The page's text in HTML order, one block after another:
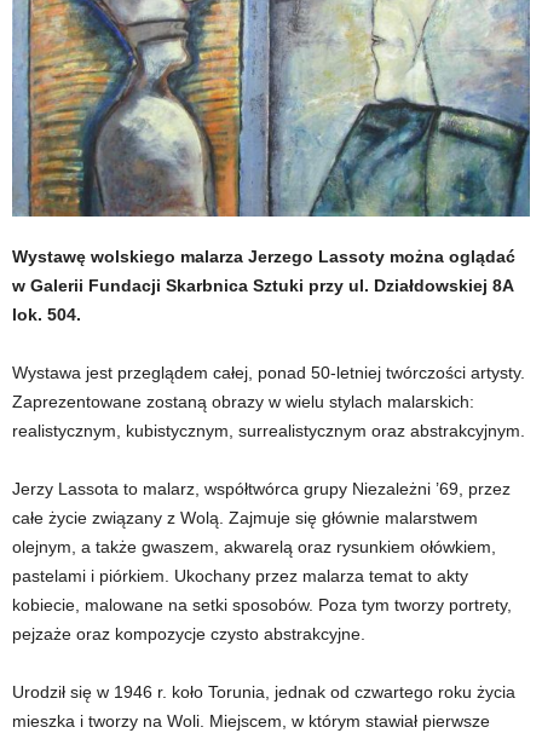
Wystawę wolskiego malarza Jerzego Lassoty można oglądać
w Galerii Fundacji Skarbnica Sztuki przy ul. Działdowskiej 8A
lok. 504.
Wystawa jest przeglądem całej, ponad 50-letniej twórczości artysty.
Zaprezentowane zostaną obrazy w wielu stylach malarskich:
realistycznym, kubistycznym, surrealistycznym oraz abstrakcyjnym.
Jerzy Lassota to malarz, współtwórca grupy Niezależni ’69, przez
całe życie związany z Wolą. Zajmuje się głównie malarstwem
olejnym, a także gwaszem, akwarelą oraz rysunkiem ołówkiem,
pastelami i piórkiem. Ukochany przez malarza temat to akty
kobiecie, malowane na setki sposobów. Poza tym tworzy portrety,
pejzaże oraz kompozycje czysto abstrakcyjne.
Urodził się w 1946 r. koło Torunia, jednak od czwartego roku życia
mieszka i tworzy na Woli. Miejscem, w którym stawiał pierwsze